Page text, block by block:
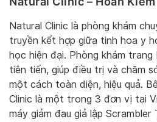
Natural Clinic là phòng khám
truyền kết hợp giữa tinh hoa y
học hiện đại. Phòng khám
tiên tiến, giúp điều trị và chăm
một cách toàn diện, hiệu quả.
Clinic là một trong 3 đơn vị tại
máy giảm đau giả lập